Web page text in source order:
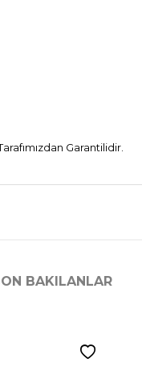
Garantilidir.
BAKILANLAR